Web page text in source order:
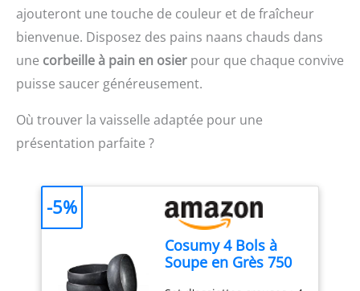
résistantes au lave-
vaisselle pour une
utilisation quotidienne
sans effort CONTENU
DANS LA BOÎTE : Pied
Turbomix, gobelet de 800
ajouteront une touche de couleur et de fraîcheur
bienvenue. Disposez des pains naans chauds dans
une corbeille à pain en osier pour que chaque convive
puisse saucer généreusement.
Où trouver la vaisselle adaptée pour une
présentation parfaite ?
Cosumy 4 Bols à
Soupe en Grès 750
-5%